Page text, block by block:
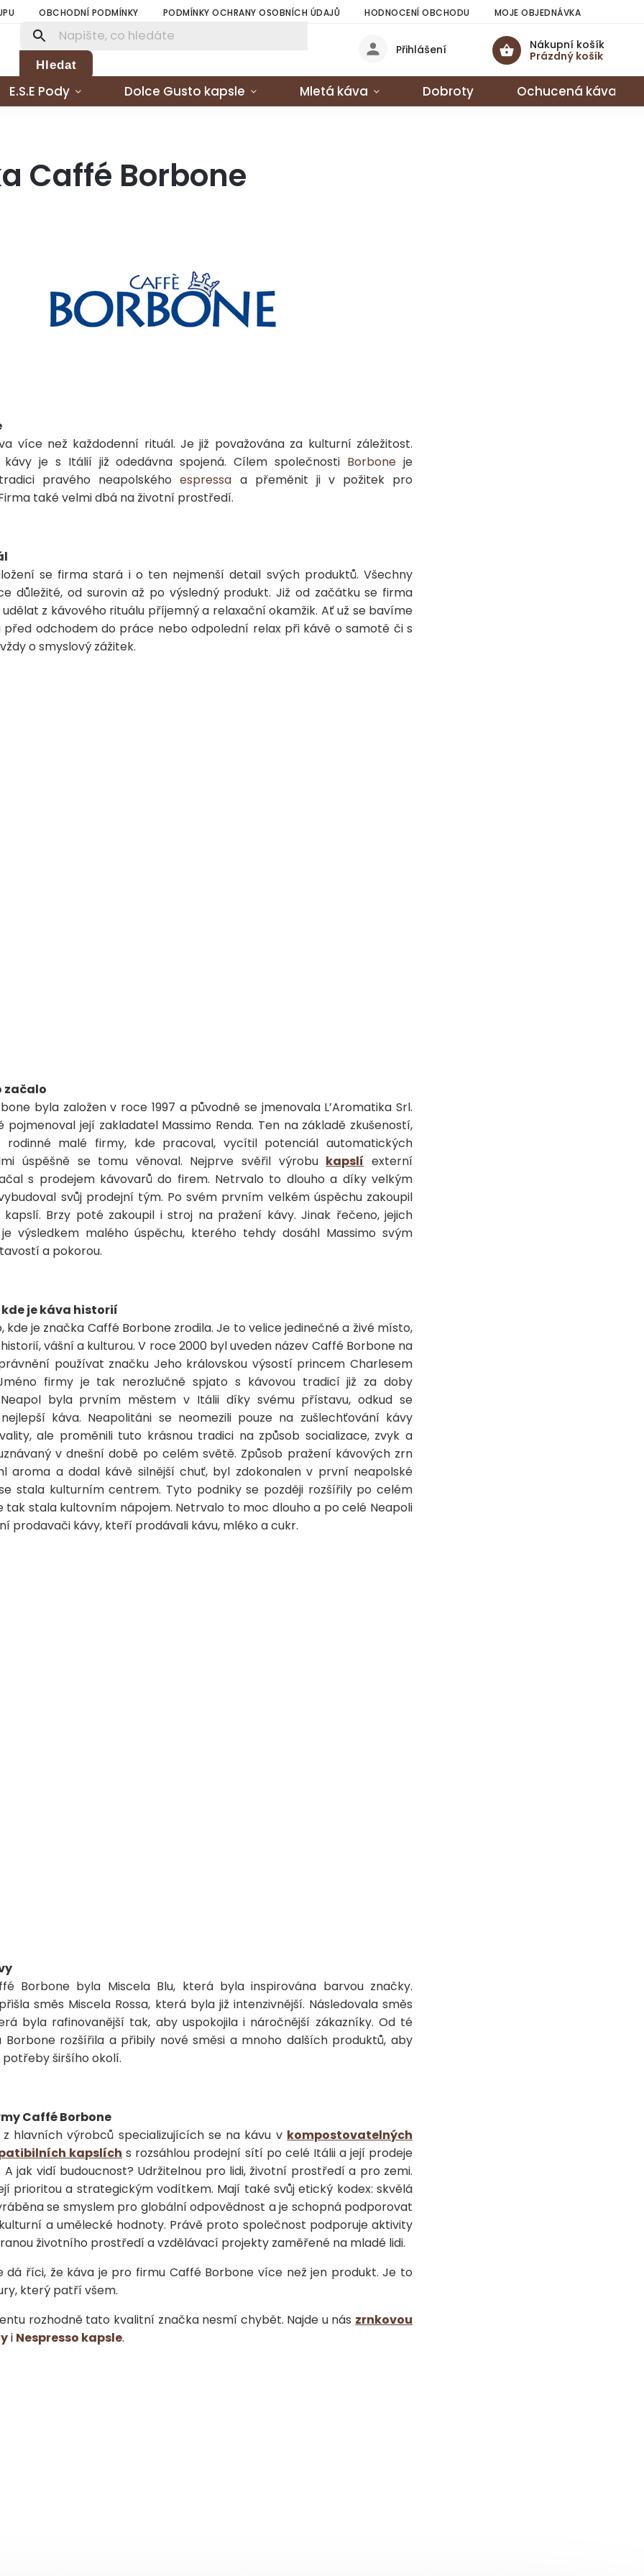
OBCHODNÍ PODMÍNKY PODMÍNKY OCHRANY OSOBNÍCH ÚDAJŮ HODNOCENÍ OBCHODU MOJE OBJEDNÁVKA
Hledat
Nákupní košík
Prázdný košík
Přihlášení
E.S.E Pody Dolce Gusto kapsle Mletá káva Dobroty Ochucená káva
Caffé Borbone
více než každodenní rituál. Je již považována za kulturní záležitost.
je s Itálií již odedávna spojená. Cílem společnosti Borbone je
pravého neapolskéhoespressa a přeměnit ji v požitek pro
také velmi dbá na životní prostředí.
se firma stará i o ten nejmenší detail svých produktů. Všechny
důležité, od surovin až po výsledný produkt. Již od začátku se firma
udělat z kávového rituálu příjemný a relaxační okamžik. Ať už se bavíme
před odchodem do práce nebo odpolední relax při kávě o samotě či s
o smyslový zážitek.
začalo
byla založen v roce 1997 a původně se jmenovala L’Aromatika Srl.
pojmenoval její zakladatel Massimo Renda. Ten na základě zkušeností,
rodinné malé firmy, kde pracoval, vycítil potenciál automatických
úspěšně se tomu věnoval. Nejprve svěřil výrobu kapslí externí
s prodejem kávovarů do firem. Netrvalo to dlouho a díky velkým
svůj prodejní tým. Po svém prvním velkém úspěchu zakoupil
Brzy poté zakoupil i stroj na pražení kávy. Jinak řečeno, jejich
výsledkem malého úspěchu, kterého tehdy dosáhl Massimo svým
a pokorou.
je káva historií
kde je značka Caffé Borbone zrodila. Je to velice jedinečné a živé místo,
vášní a kulturou. V roce 2000 byl uveden název Caffé Borbone na
používat značku Jeho královskou výsostí princem Charlesem
firmy je tak nerozlučně spjato s kávovou tradicí již za doby
Neapol byla prvním městem v Itálii díky svému přístavu, odkud se
káva. Neapolitáni se neomezili pouze na zušlechťování kávy
ale proměnili tuto krásnou tradici na způsob socializace, zvyk a
v dnešní době po celém světě. Způsob pražení kávových zrn
aroma a dodal kávě silnější chuť, byl zdokonalen v první neapolské
stala kulturním centrem. Tyto podniky se později rozšířily po celém
tak stala kultovním nápojem. Netrvalo to moc dlouho a po celé Neapoli
prodavači kávy, kteří prodávali kávu, mléko a cukr.
Borbone byla Miscela Blu, která byla inspirována barvou značky.
směs Miscela Rossa, která byla již intenzivnější. Následovala směs
byla rafinovanější tak, aby uspokojila i náročnější zákazníky. Od té
Borbone rozšířila a přibily nové směsi a mnoho dalších produktů, aby
širšího okolí.
Caffé Borbone
hlavních výrobců specializujících se na kávu v kompostovatelných
kapslích s rozsáhlou prodejní sítí po celé Itálii a její prodeje
A jak vidí budoucnost? Udržitelnou pro lidi, životní prostředí a pro zemi.
prioritou a strategickým vodítkem. Mají také svůj etický kodex: skvělá
se smyslem pro globální odpovědnost a je schopná podporovat
a umělecké hodnoty. Právě proto společnost podporuje aktivity
životního prostředí a vzdělávací projekty zaměřené na mladé lidi.
dá říci, že káva je pro firmu Caffé Borbone více než jen produkt. Je to
který patří všem.
rozhodně tato kvalitní značka nesmí chybět. Najde u nás zrnkovou
i Nespresso kapsle.